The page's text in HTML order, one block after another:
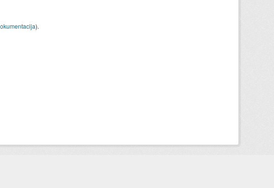
).